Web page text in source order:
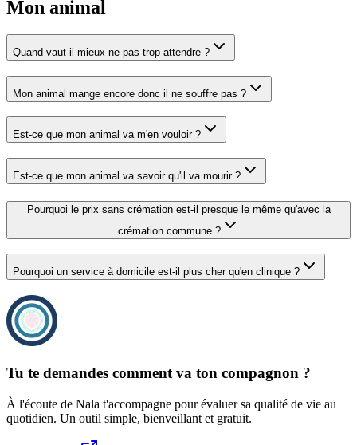
Mon animal
Quand vaut-il mieux ne pas trop attendre ?
Mon animal mange encore donc il ne souffre pas ?
Est-ce que mon animal va m'en vouloir ?
Est-ce que mon animal va savoir qu'il va mourir ?
Pourquoi le prix sans crémation est-il presque le même qu'avec la
crémation commune ?
Pourquoi un service à domicile est-il plus cher qu'en clinique ?
Tu te demandes comment va ton compagnon ?
À l'écoute de Nala t'accompagne pour évaluer sa qualité de vie au
quotidien. Un outil simple, bienveillant et gratuit.